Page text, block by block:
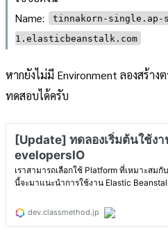
Name:
tinnakorn-single.ap-
1.elasticbeanstalk.com
หากยังไม่มี Environment ลองสร้าง
ทดสอบได้ครับ